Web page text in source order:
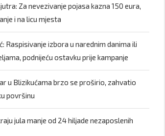
Za nevezivanje pojasa kazna 150 eura,
i na licu mjesta
Raspisivanje izbora u narednim danima ili
podnijeću ostavku prije kampanje
u Blizikućama brzo se proširio, zahvatio
površinu
jula manje od 24 hiljade nezaposlenih